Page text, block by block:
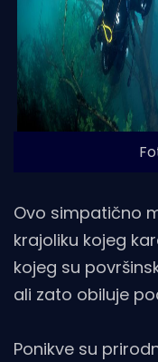
Ovo simpatično
krajoliku kojeg
kojeg su
ali zato obiluje
Ponikve su